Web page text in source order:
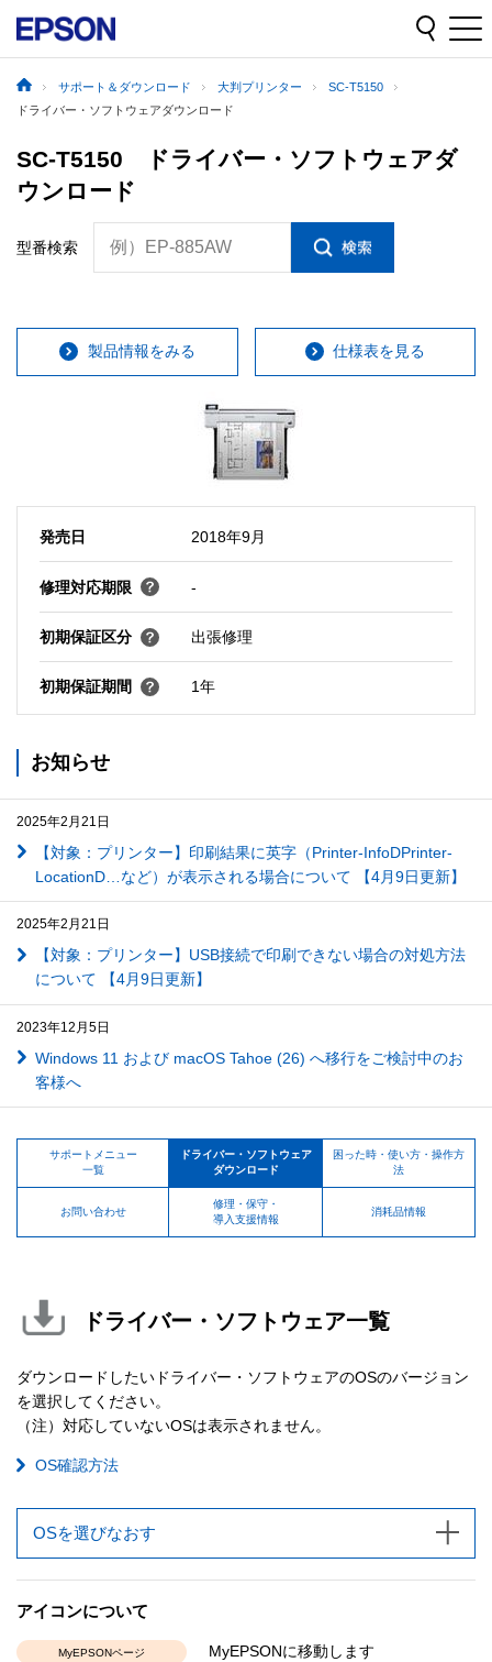
サポート＆ダウンロード 大判プリンター
SC-T5150
ドライバー・ソフトウェアダウンロード
SC-T5150 ドライバー・ソフトウェアダ
ウンロード
型番検索 例）EP-885AW
製品情報をみる 仕様表を見る
発売日 2018年9月
修理対応期限 -
初期保証区分 出張修理
初期保証期間 1年
お知らせ
2025年2月21日
【対象：プリンター】印刷結果に英字（Printer-InfoDPrinter-
LocationD…など）が表示される場合について 【4月9日更新】
2025年2月21日
【対象：プリンター】USB接続で印刷できない場合の対処方法
について 【4月9日更新】
2023年12月5日
Windows 11 および macOS Tahoe (26) へ移行をご検討中のお
客様へ
サポートメニュー
一覧
ドライバー・ソフトウェア
ダウンロード
困った時・使い方・操作方
法
お問い合わせ
修理・保守・
導入支援情報
消耗品情報
ドライバー・ソフトウェア一覧
ダウンロードしたいドライバー・ソフトウェアのOSのバージョン
を選択してください。
（注）対応していないOSは表示されません。
OS確認方法
OSを選びなおす
アイコンについて
MyEPSONページ
MyEPSONに移動します